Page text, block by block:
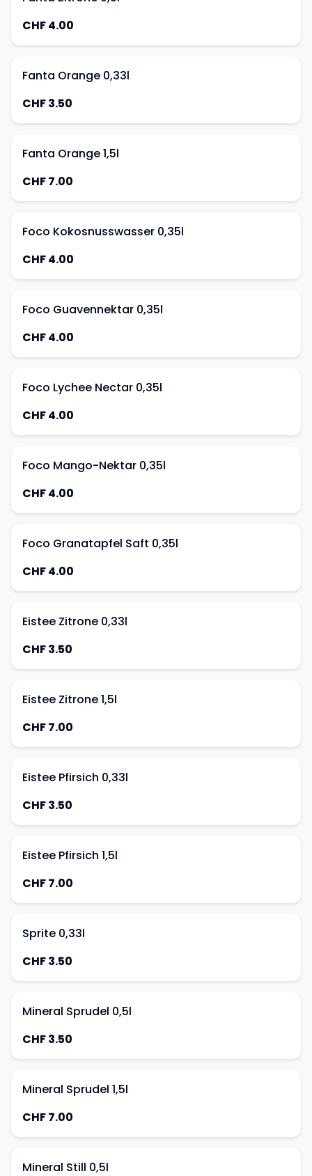
CHF 4.00
Fanta Orange 0,33l
CHF 3.50
Fanta Orange 1,5l
CHF 7.00
Foco Kokosnusswasser 0,35l
CHF 4.00
Foco Guavennektar 0,35l
CHF 4.00
Foco Lychee Nectar 0,35l
CHF 4.00
Foco Mango-Nektar 0,35l
CHF 4.00
Foco Granatapfel Saft 0,35l
CHF 4.00
Eistee Zitrone 0,33l
CHF 3.50
Eistee Zitrone 1,5l
CHF 7.00
Eistee Pfirsich 0,33l
CHF 3.50
Eistee Pfirsich 1,5l
CHF 7.00
Sprite 0,33l
CHF 3.50
Mineral Sprudel 0,5l
CHF 3.50
Mineral Sprudel 1,5l
CHF 7.00
Mineral Still 0,5l